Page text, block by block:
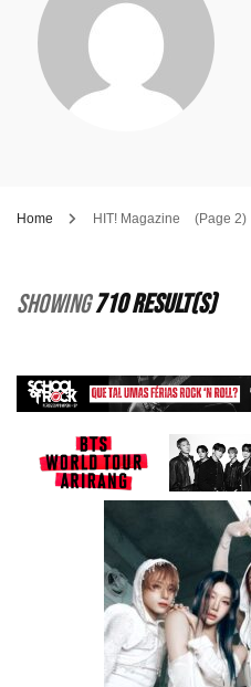
Home HIT! Magazine (Page 2)
Showing710 Result(s)